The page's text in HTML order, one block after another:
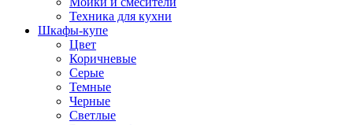
Техника для кухни
Шкафы-купе
Цвет
Коричневые
Серые
Темные
Черные
Светлые